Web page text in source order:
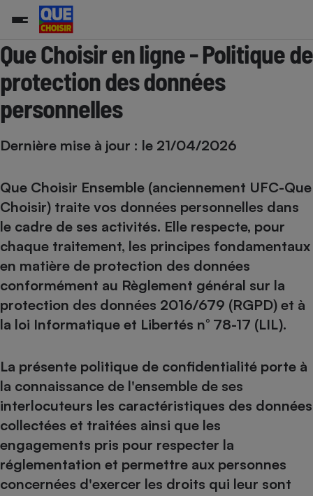
Que Choisir en ligne - Politique de
protection des données
personnelles
Dernière mise à jour : le 21/04/2026
Que Choisir Ensemble (anciennement UFC-Que
Choisir) traite vos données personnelles dans
le cadre de ses activités. Elle respecte, pour
chaque traitement, les principes fondamentaux
en matière de protection des données
conformément au Règlement général sur la
protection des données 2016/679 (RGPD) et à
la loi Informatique et Libertés n° 78-17 (LIL).
La présente politique de confidentialité porte à
la connaissance de l'ensemble de ses
interlocuteurs les caractéristiques des données
collectées et traitées ainsi que les
engagements pris pour respecter la
réglementation et permettre aux personnes
concernées d'exercer les droits qui leur sont
Agriculture
Nutrition
Produit alimentaire
Sécurité - Hygiène
Assurance
Epargne - Fiscalité
Achat - Vente - Location
Assurance auto
Carburant
Circulation routière
Pièce détachée
Moto
Magasin - Grande surface
Marketing - Fidélisation
Méthode de vente -
Supermarché - Drive
Comparatif
Comparatif plaque à
Comparatif hotte
Comparatif climatiseur
Comparatif aspirateur
Air
Déchet
Eau
Energie
Électricité - Gaz
Comparatif casque audio
Comparatif barre de son
Comparatif imprimante
Comparatif ordinateur
Comparatif ultrabook
Copropriété
Sport
Vacances - Tourisme
pression
Comparatif tondeuse
Comparatif poêle à
Comparatif radiateur
Aménagement
électrique
Hygiène - Beauté
Maladie - Médecine -
Famille
Service marchand
Maison de retraite
Toutes les actualités
Guides d'achat
Brèves
Tous les services
Soumettre un litige
Lettres types
Rencontrer une association locale
Choisir son fioul
Comparateur assurance emprunteur
Energie Moins Chère Ensemble
Tous les comparateurs
Tous nos combats
Nos grandes victoires
Nos associations locales
Nous rejoindre
En savoir plus sur Que Choisir Ensemble
nous ?
L’association
Notre méthodologie
Nos partenaires
Nous rejoindre